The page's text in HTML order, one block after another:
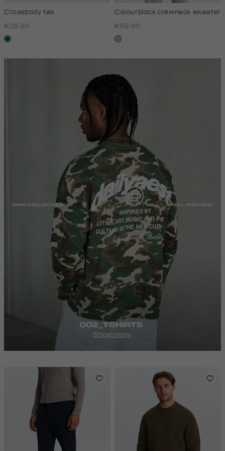
Crossbody tas
€29.95
donkergroen
Colourblock crewneck sweater
€59.95
lichtgrijs